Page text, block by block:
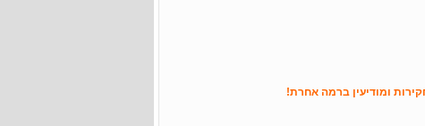
ומודיעין ברמה אחרת!